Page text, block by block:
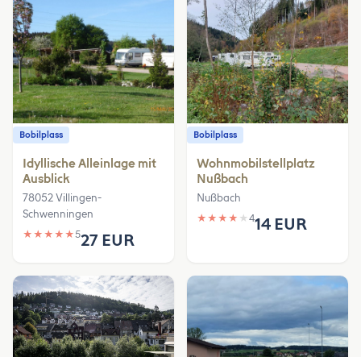
Bobilplass
Idyllische Alleinlage mit
Ausblick
78052 Villingen-
Schwenningen
★ ★ ★ ★ ★527 EUR
Bobilplass
Wohnmobilstellplatz
Nußbach
Nußbach
★ ★ ★ ★ ★ 414 EUR